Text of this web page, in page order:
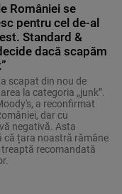
României se
pentru cel de-al
Standard &
dacă scapăm
scapat din nou de
la categoria „junk”.
a reconfirmat
dar cu
negativă. Asta
că țara noastră rămâne
treaptă recomandată